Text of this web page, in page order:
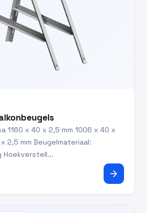
1160 x 40 x 2,5 mm 1006 x 40 x
2,5 mm Beugelmateriaal:
Hoekverstell...
arrow_forward